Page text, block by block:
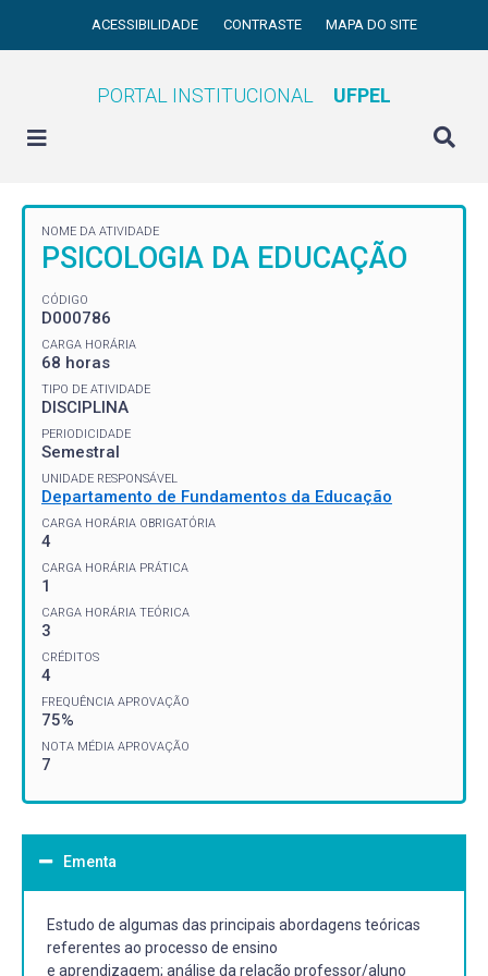
ACESSIBILIDADE CONTRASTE MAPA DO SITE
PORTAL INSTITUCIONAL UFPEL
NOME DA ATIVIDADE
PSICOLOGIA DA EDUCAÇÃO
CÓDIGO
D000786
CARGA HORÁRIA
68 horas
TIPO DE ATIVIDADE
DISCIPLINA
PERIODICIDADE
Semestral
UNIDADE RESPONSÁVEL
Departamento de Fundamentos da Educação
CARGA HORÁRIA OBRIGATÓRIA
4
CARGA HORÁRIA PRÁTICA
1
CARGA HORÁRIA TEÓRICA
3
CRÉDITOS
4
FREQUÊNCIA APROVAÇÃO
75%
NOTA MÉDIA APROVAÇÃO
7
Ementa
Estudo de algumas das principais abordagens teóricas
referentes ao processo de ensino
e aprendizagem; análise da relação professor/aluno